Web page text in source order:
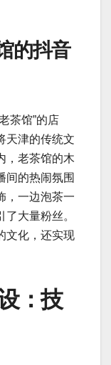
的抖音
茶馆”的店
天津的传统文
，老茶馆的木
间的热闹氛围
，一边泡茶一
大量粉丝。
文化，还实现
：技